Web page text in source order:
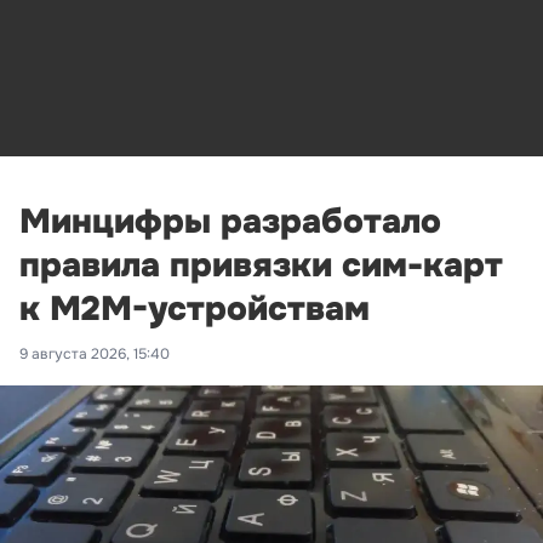
Минцифры разработало
правила привязки сим-карт
к M2M-устройствам
9 августа 2026, 15:40